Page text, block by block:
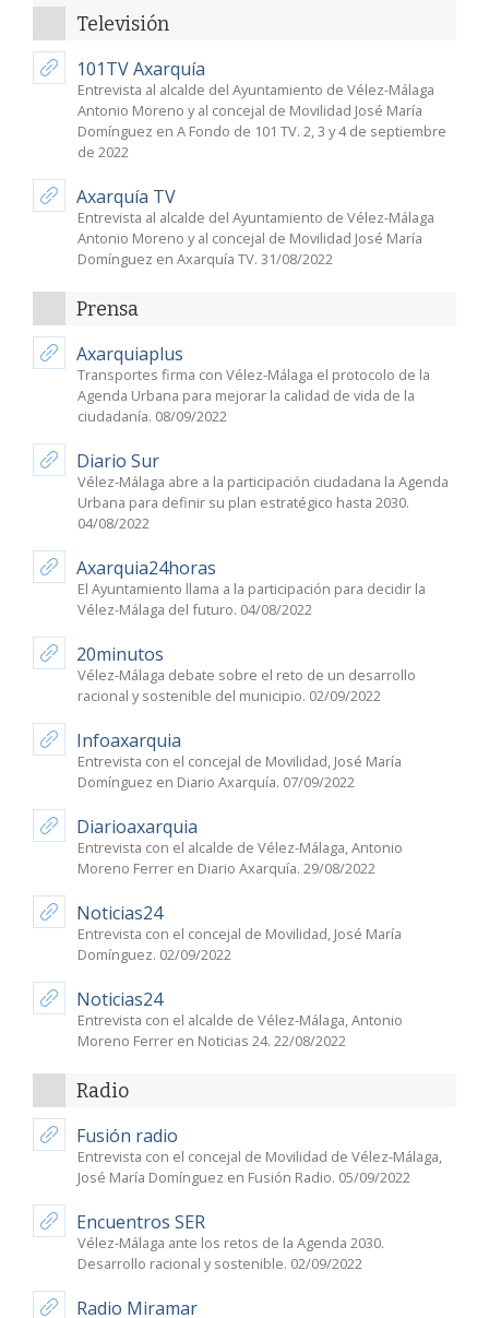
Televisión
101TV Axarquía
Entrevista al alcalde del Ayuntamiento de Vélez-Málaga
Antonio Moreno y al concejal de Movilidad José María
Domínguez en A Fondo de 101 TV. 2, 3 y 4 de septiembre
de 2022
Axarquía TV
Entrevista al alcalde del Ayuntamiento de Vélez-Málaga
Antonio Moreno y al concejal de Movilidad José María
Domínguez en Axarquía TV. 31/08/2022
Prensa
Axarquiaplus
Transportes firma con Vélez-Málaga el protocolo de la
Agenda Urbana para mejorar la calidad de vida de la
ciudadanía. 08/09/2022
Diario Sur
Vélez-Málaga abre a la participación ciudadana la Agenda
Urbana para definir su plan estratégico hasta 2030.
04/08/2022
Axarquia24horas
El Ayuntamiento llama a la participación para decidir la
Vélez-Málaga del futuro. 04/08/2022
20minutos
Vélez-Málaga debate sobre el reto de un desarrollo
racional y sostenible del municipio. 02/09/2022
Infoaxarquia
Entrevista con el concejal de Movilidad, José María
Domínguez en Diario Axarquía. 07/09/2022
Diarioaxarquia
Entrevista con el alcalde de Vélez-Málaga, Antonio
Moreno Ferrer en Diario Axarquía. 29/08/2022
Noticias24
Entrevista con el concejal de Movilidad, José María
Domínguez. 02/09/2022
Noticias24
Entrevista con el alcalde de Vélez-Málaga, Antonio
Moreno Ferrer en Noticias 24. 22/08/2022
Radio
Fusión radio
Entrevista con el concejal de Movilidad de Vélez-Málaga,
José María Domínguez en Fusión Radio. 05/09/2022
Encuentros SER
Vélez-Málaga ante los retos de la Agenda 2030.
Desarrollo racional y sostenible. 02/09/2022
Radio Miramar